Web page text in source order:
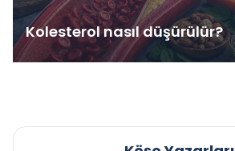
Kolesterol nasıl düşürülür?